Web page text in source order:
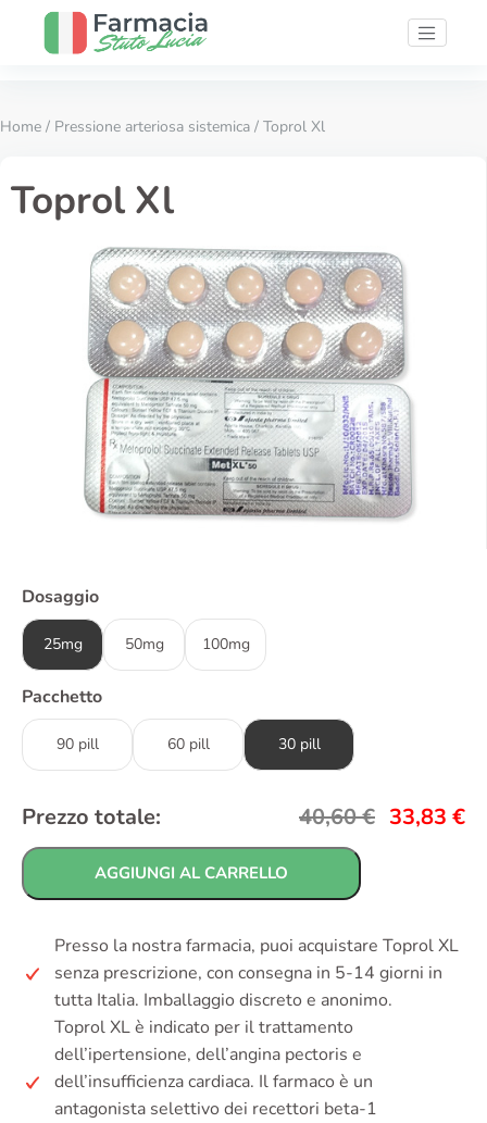
Home / Pressione arteriosa sistemica / Toprol Xl
Toprol Xl
Dosaggio
25mg 50mg 100mg
Pacchetto
90 pill 60 pill 30 pill
Prezzo totale: 40,60€ 33,83 €
AGGIUNGI AL CARRELLO
Presso la nostra farmacia, puoi acquistare Toprol XL
senza prescrizione, con consegna in 5-14 giorni in
tutta Italia. Imballaggio discreto e anonimo.
Toprol XL è indicato per il trattamento
dell’ipertensione, dell’angina pectoris e
dell’insufficienza cardiaca. Il farmaco è un
antagonista selettivo dei recettori beta-1